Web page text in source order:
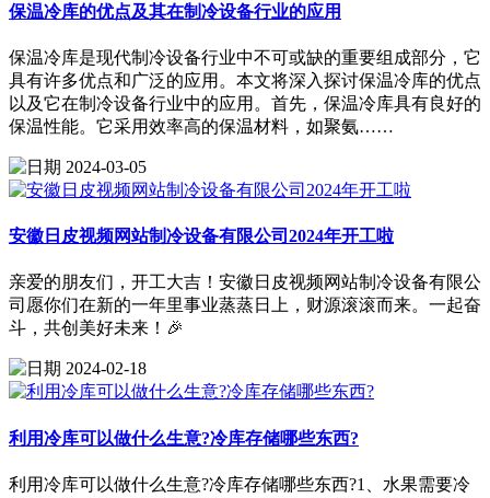
保温冷库的优点及其在制冷设备行业的应用
保温冷库是现代制冷设备行业中不可或缺的重要组成部分，它
具有许多优点和广泛的应用。本文将深入探讨保温冷库的优点
以及它在制冷设备行业中的应用。首先，保温冷库具有良好的
保温性能。它采用效率高的保温材料，如聚氨……
2024-03-05
安徽日皮视频网站制冷设备有限公司2024年开工啦
亲爱的朋友们，开工大吉！安徽日皮视频网站制冷设备有限公
司愿你们在新的一年里事业蒸蒸日上，财源滚滚而来。一起奋
斗，共创美好未来！🎉
2024-02-18
利用冷库可以做什么生意?冷库存储哪些东西?
利用冷库可以做什么生意?冷库存储哪些东西?1、水果需要冷